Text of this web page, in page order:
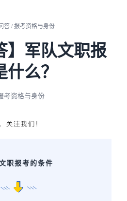
答 / 报考资格与身份
】军队文职报
么？
考资格与身份
职报考的条件